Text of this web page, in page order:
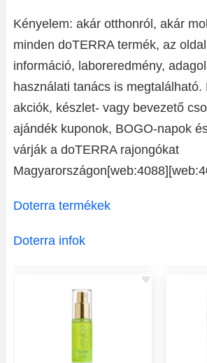
Kényelem: akár otthonról, akár
minden doTERRA termék, az
információ, laboreredmény,
használati tanács is megtalálható.
akciók, készlet- vagy bevezető
ajándék kuponok, BOGO-napok
várják a doTERRA rajongókat
Doterra termékek
Doterra infok